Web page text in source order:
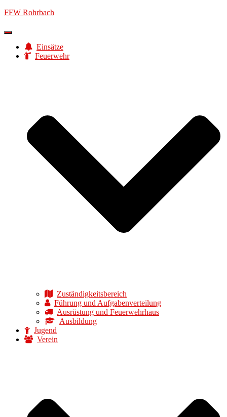
FFW Rohrbach
Navigation
umschaltenEinsätze
Feuerwehr
Zuständigkeitsbereich
Führung und Aufgabenverteilung
Ausrüstung und Feuerwehrhaus
Ausbildung
Jugend
Verein